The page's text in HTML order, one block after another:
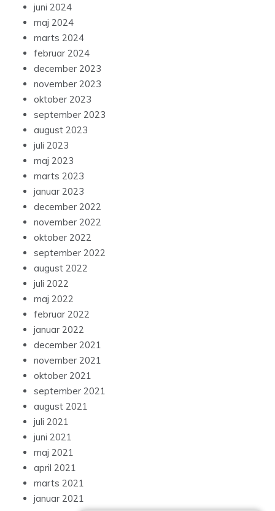
juni 2024
maj 2024
marts 2024
februar 2024
december 2023
november 2023
oktober 2023
september 2023
august 2023
juli 2023
maj 2023
marts 2023
januar 2023
december 2022
november 2022
oktober 2022
september 2022
august 2022
juli 2022
maj 2022
februar 2022
januar 2022
december 2021
november 2021
oktober 2021
september 2021
august 2021
juli 2021
juni 2021
maj 2021
april 2021
marts 2021
januar 2021